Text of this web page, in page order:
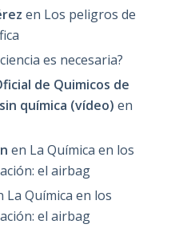
en Los peligros de
es necesaria?
de Quimicos de
química (vídeo) en
en La Química en los
el airbag
La Química en los
el airbag